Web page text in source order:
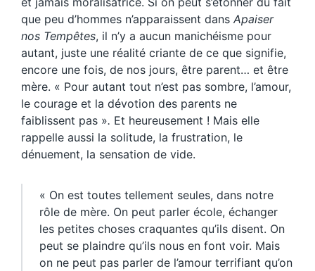
que peu d’hommes n’apparaissent dans Apaiser
nos Tempêtes, il n’y a aucun manichéisme pour
autant, juste une réalité criante de ce que signifie,
encore une fois, de nos jours, être parent… et être
mère. « Pour autant tout n’est pas sombre, l’amour,
le courage et la dévotion des parents ne
faiblissent pas ». Et heureusement ! Mais elle
rappelle aussi la solitude, la frustration, le
dénuement, la sensation de vide.
« On est toutes tellement seules, dans notre
rôle de mère. On peut parler école, échanger
les petites choses craquantes qu’ils disent. On
peut se plaindre qu’ils nous en font voir. Mais
on ne peut pas parler de l’amour terrifiant qu’on